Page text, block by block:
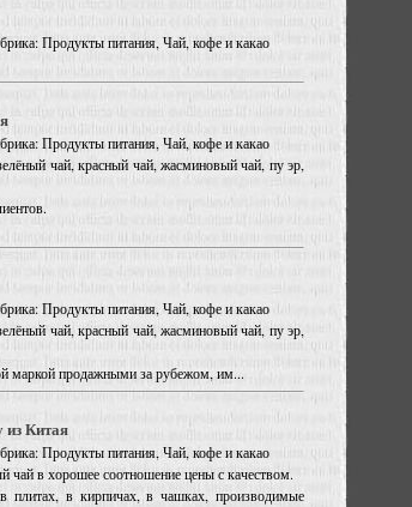
Продукты питания, Чай, кофе и какао
Продукты питания, Чай, кофе и какао
чай, красный чай, жасминовый чай, пу эр,
Продукты питания, Чай, кофе и какао
чай, красный чай, жасминовый чай, пу эр,
маркой продажными за рубежом, им...
из Китая
Продукты питания, Чай, кофе и какао
чай в хорошее соотношение цены с качеством.
в кирпичах, в чашках, производимые